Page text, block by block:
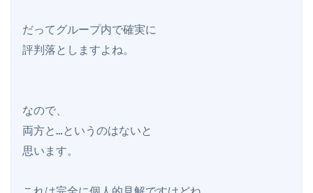
だってグループ内で確実に
評判落としますよね。
なので、
両方と…というのはないと
思います。